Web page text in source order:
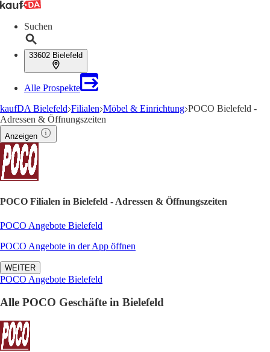
Suchen
33602 Bielefeld
Alle Prospekte
kaufDA Bielefeld Filialen Möbel & Einrichtung POCO Bielefeld -
Adressen & Öffnungszeiten
Anzeigen
POCO Filialen in Bielefeld - Adressen & Öffnungszeiten
POCO Angebote Bielefeld
POCO Angebote in der App öffnen
WEITER
POCO Angebote Bielefeld
Alle POCO Geschäfte in Bielefeld